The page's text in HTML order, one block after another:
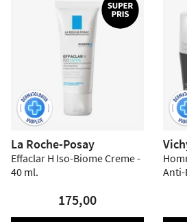
La Roche-Posay
Effaclar H Iso-Biome Creme -
40 ml.
175,00